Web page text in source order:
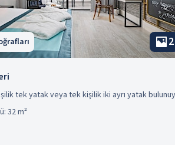
2
tek yatak veya tek kişilik iki ayrı yatak
32 m²